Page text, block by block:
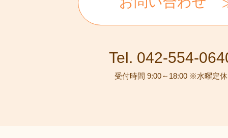
Tel. 042-554-
受付時間 9:00～18:00 ※水曜定休